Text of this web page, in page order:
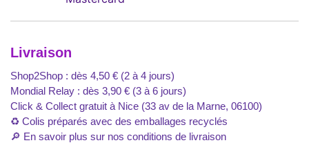
Livraison
Shop2Shop : dès 4,50 € (2 à 4 jours)
Mondial Relay : dès 3,90 € (3 à 6 jours)
Click & Collect gratuit à Nice (33 av de la Marne, 06100)
♻️ Colis préparés avec des emballages recyclés
🔎 En savoir plus sur nos conditions de livraison